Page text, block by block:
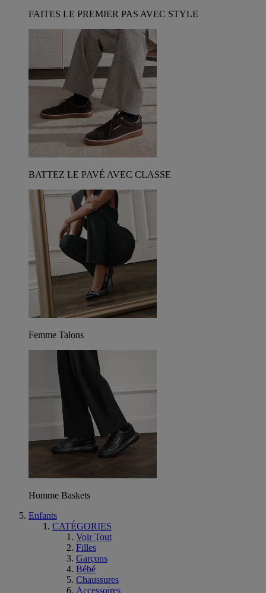
FAITES LE PREMIER PAS AVEC STYLE
BATTEZ LE PAVÉ AVEC CLASSE
Femme Talons
Homme Baskets
Enfants
CATÉGORIES
Voir Tout
Filles
Garçons
Bébé
Chaussures
Accessoires